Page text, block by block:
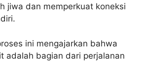
jiwa dan memperkuat koneksi
ini mengajarkan bahwa
adalah bagian dari perjalanan